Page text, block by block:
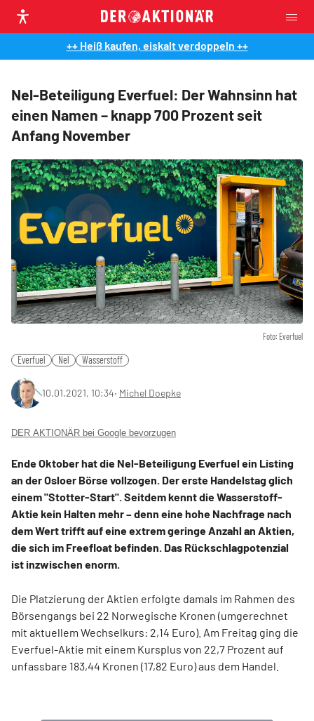
++ Heiß kaufen, eiskalt verdoppeln ++
Nel-Beteiligung Everfuel: Der Wahnsinn hat
einen Namen – knapp 700 Prozent seit
Anfang November
Foto: Everfuel
Everfuel Nel Wasserstoff
10.01.2021, 10:34‧ Michel Doepke
DER AKTIONÄR bei Google bevorzugen
Ende Oktober hat die Nel-Beteiligung Everfuel ein Listing
an der Osloer Börse vollzogen. Der erste Handelstag glich
einem "Stotter-Start". Seitdem kennt die Wasserstoff-
Aktie kein Halten mehr – denn eine hohe Nachfrage nach
dem Wert trifft auf eine extrem geringe Anzahl an Aktien,
die sich im Freefloat befinden. Das Rückschlagpotenzial
ist inzwischen enorm.
Die Platzierung der Aktien erfolgte damals im Rahmen des
Börsengangs bei 22 Norwegische Kronen (umgerechnet
mit aktuellem Wechselkurs: 2,14 Euro). Am Freitag ging die
Everfuel-Aktie mit einem Kursplus von 22,7 Prozent auf
unfassbare 183,44 Kronen (17,82 Euro) aus dem Handel.